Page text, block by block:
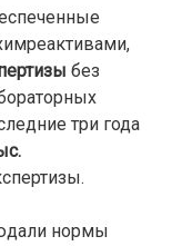
без
три года
нормы